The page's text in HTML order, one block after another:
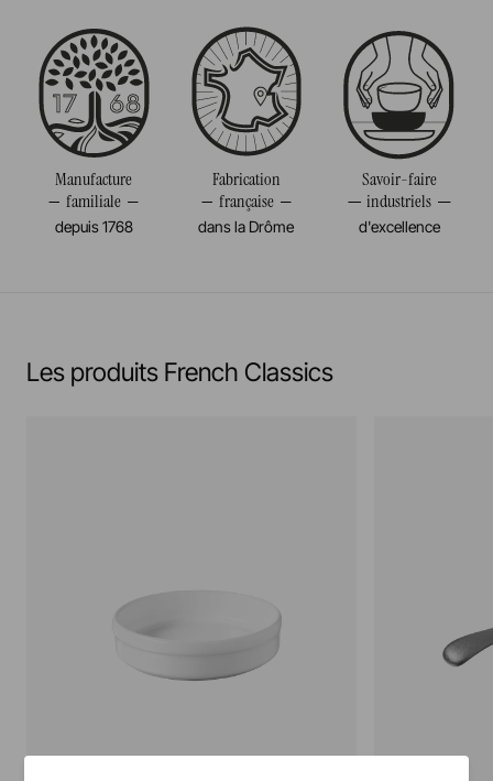
Passe au micro-onde
Résiste au congélateur et aux chocs thermiques
(-20°c)
Pas de cuisson à la flamme, ni gaz, ni électrique
Poids 0,045KG
Manufacture
familiale
depuis 1768
Fabrication
française
dans la Drôme
Savoir-faire
industriels
d'excellence
Les produits French Classics